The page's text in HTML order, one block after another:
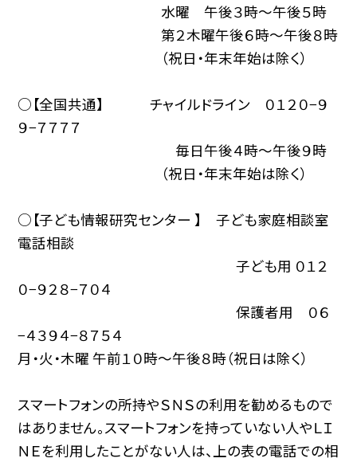
水曜 午後３時〜午後５時
第２木曜午後６時〜午後８時
（祝日・年末年始は除く）
○【全国共通】 チャイルドライン ０１２０−９
９−７７７７
毎日午後４時〜午後９時
（祝日・年末年始は除く）
○【子ども情報研究センター 】 子ども家庭相談室
電話相談
子ども用 ０１２
０−９２８−７０４
保護者用 ０６
−４３９４−８７５４
月・火・木曜 午前１０時〜午後８時（祝日は除く）
スマートフォンの所持やＳＮＳの利用を勧めるもので
はありません。スマートフォンを持っていない人やＬＩ
ＮＥを利用したことがない人は、上の表の電話での相